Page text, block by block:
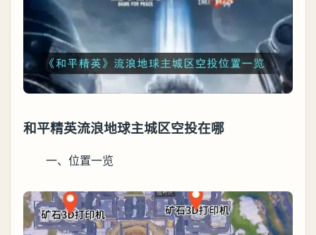
和平精英流浪地球主城区空投在哪
一、位置一览